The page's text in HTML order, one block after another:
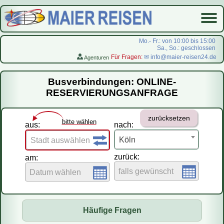
Mo.- Fr.: von 10:00 bis 15:00
Sa., So.: geschlossen
Agenturen Für Fragen: ✉ info@maier-reisen24.de
Startseite
Busverbindungen
Flugreisen
LastMinute-Pauschal
На русском
Busverbindungen: ONLINE-
RESERVIERUNGSANFRAGE
aus: bitte wählen
Stadt auswählen
am:
Datum wählen
nach:
Köln
zurücksetzen
zurück:
falls gewünscht
Häufige Fragen